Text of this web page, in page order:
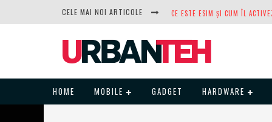
CELE MAI NOI ARTICOLE
DUPĂ ANI DE REFUZURI,
HOME MOBILE GADGET HARDWARE